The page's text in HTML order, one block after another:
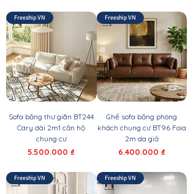
Freeship VN
Sofa băng thư giãn BT244
Cary dài 2m1 căn hộ
chung cư
Giá
5.500.000 ₫
Freeship VN
Ghế sofa băng phòng
khách chung cư BT96 Foia
2m da giả
Giá
6.400.000 ₫
Freeship VN Freeship VN